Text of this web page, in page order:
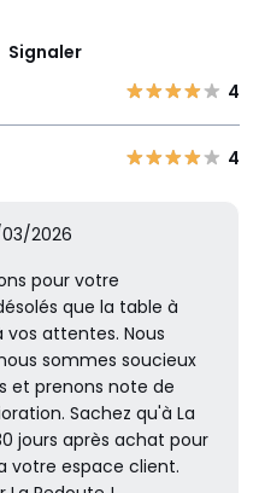
Signaler
4
4
2026
pour votre
que la table à
attentes. Nous
sommes soucieux
et prenons note de
Sachez qu'à La
jours après achat pour
votre espace client.